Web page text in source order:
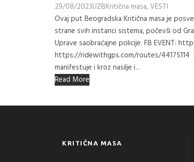
29/08/2023UZBKritična masa,VESTI
Ovaj put Beogradska Kritična masa je
strane svih instanci sistema, počevši od
Uprave saobraćajne policije. FB EVENT:
https://ridewithgps.com/routes/44175114
manifestuje i kroz nasilje i...
Read More
KRITIČNA MASA